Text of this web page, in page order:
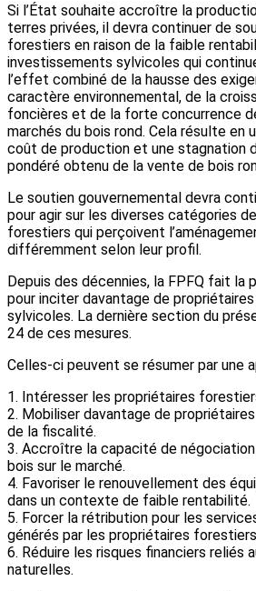
Si l’État souhaite accroître la
terres privées, il devra continuer de
forestiers en raison de la faible
investissements sylvicoles qui
l’effet combiné de la hausse des
caractère environnemental, de la
foncières et de la forte concurrence
marchés du bois rond. Cela résulte en
coût de production et une stagnation
pondéré obtenu de la vente de bois
Le soutien gouvernemental devra
pour agir sur les diverses catégories
forestiers qui perçoivent
différemment selon leur profil.
Depuis des décennies, la FPFQ fait la
pour inciter davantage de
sylvicoles. La dernière section du
24 de ces mesures.
Celles-ci peuvent se résumer par une
1. Intéresser les propriétaires
2. Mobiliser davantage de
de la fiscalité.
3. Accroître la capacité de
bois sur le marché.
4. Favoriser le renouvellement des
dans un contexte de faible rentabilité.
5. Forcer la rétribution pour les
générés par les propriétaires
6. Réduire les risques financiers reliés
naturelles.